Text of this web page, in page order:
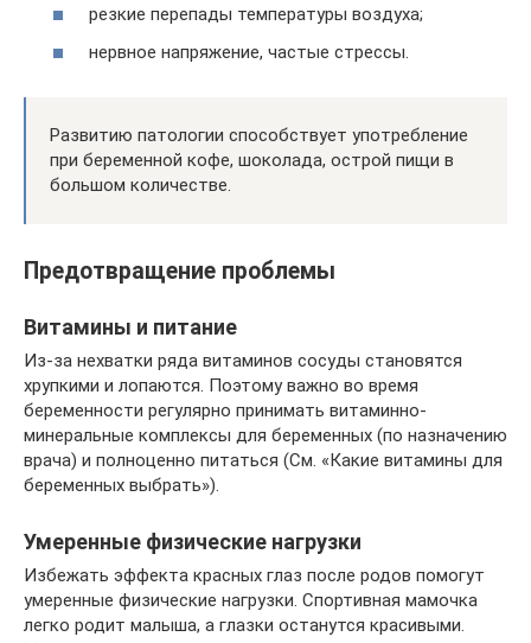
резкие перепады температуры воздуха;
нервное напряжение, частые стрессы.
Развитию патологии способствует употребление
при беременной кофе, шоколада, острой пищи в
большом количестве.
Предотвращение проблемы
Витамины и питание
Из-за нехватки ряда витаминов сосуды становятся
хрупкими и лопаются. Поэтому важно во время
беременности регулярно принимать витаминно-
минеральные комплексы для беременных (по назначению
врача) и полноценно питаться (См. «Какие витамины для
беременных выбрать»).
Умеренные физические нагрузки
Избежать эффекта красных глаз после родов помогут
умеренные физические нагрузки. Спортивная мамочка
легко родит малыша, а глазки останутся красивыми.